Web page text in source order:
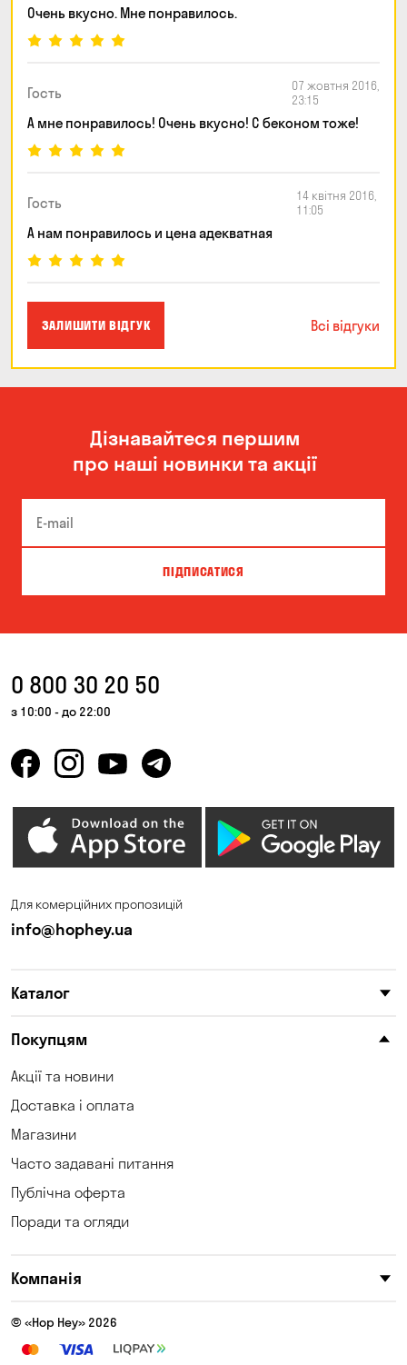
Очень вкусно. Мне понравилось.
Гость
07 жовтня 2016,
23:15
А мне понравилось! Очень вкусно! С беконом тоже!
Гость
14 квітня 2016,
11:05
А нам понравилось и цена адекватная
ЗАЛИШИТИ ВІДГУК Всі відгуки
Дізнавайтеся першим
про наші новинки та акції
ПІДПИСАТИСЯ
0 800 30 20 50
з 10:00 - до 22:00
Для комерційних пропозицій
info@hophey.ua
Каталог
Покупцям
Акції та новини
Доставка і оплата
Магазини
Часто задавані питання
Публічна оферта
Поради та огляди
Компанія
© «Hop Hey» 2026